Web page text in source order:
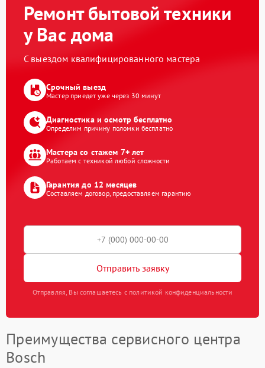
Ремонт бытовой техники
у Вас дома
С выездом квалифицированного мастера
Срочный выезд
Мастер приедет уже через 30 минут
Диагностика и осмотр бесплатно
Определим причину поломки бесплатно
Мастера со стажем 7+ лет
Работаем с техникой любой сложности
Гарантия до 12 месяцев
Составляем договор, предоставляем гарантию
Отправить заявку
Отправляя, Вы соглашаетесь с политикой конфиденциальности
Преимущества сервисного центра
Bosch